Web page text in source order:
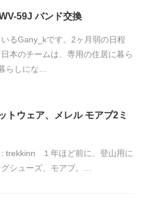
59J バンド交換
るGany_kです。2ヶ月弱の日程
本のチームは、専用の住居に暮ら
らしにな…
トウェア、メレル モアブ2ミ
trekkinn １年ほど前に、登山用に
シューズ、モアブ。…